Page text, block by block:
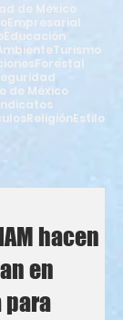
de México
Empresarial
Educación
Turismo
Forestal
de México
ReligiónEstilo
hacen
en
para